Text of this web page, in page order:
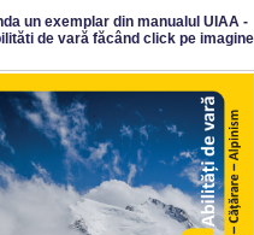
un exemplar din manualul UIAA -
de vară făcând click pe